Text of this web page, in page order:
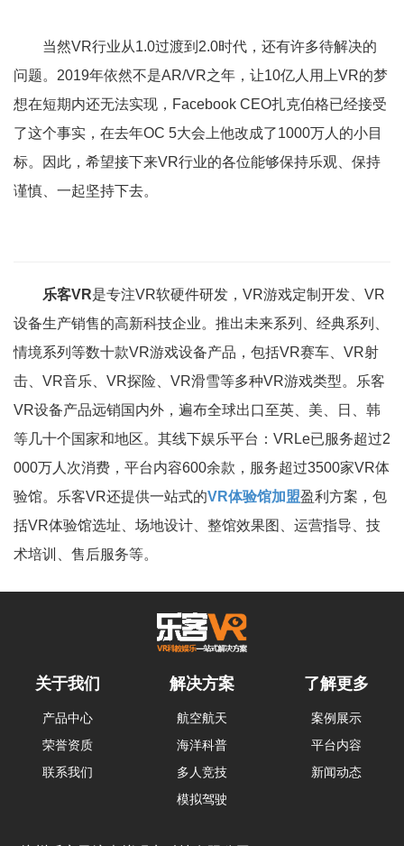
当然VR行业从1.0过渡到2.0时代，还有许多待解决的
问题。2019年依然不是AR/VR之年，让10亿人用上VR的梦
想在短期内还无法实现，Facebook CEO扎克伯格已经接受
了这个事实，在去年OC 5大会上他改成了1000万人的小目
标。因此，希望接下来VR行业的各位能够保持乐观、保持
谨慎、一起坚持下去。
乐客VR是专注VR软硬件研发，VR游戏定制开发、VR
设备生产销售的高新科技企业。推出未来系列、经典系列、
情境系列等数十款VR游戏设备产品，包括VR赛车、VR射
击、VR音乐、VR探险、VR滑雪等多种VR游戏类型。乐客
VR设备产品远销国内外，遍布全球出口至英、美、日、韩
等几十个国家和地区。其线下娱乐平台：VRLe已服务超过2
000万人次消费，平台内容600余款，服务超过3500家VR体
验馆。乐客VR还提供一站式的VR体验馆加盟盈利方案，包
括VR体验馆选址、场地设计、整馆效果图、运营指导、技
术培训、售后服务等。
关于我们
产品中心
荣誉资质
联系我们
解决方案
航空航天
海洋科普
多人竞技
模拟驾驶
了解更多
案例展示
平台内容
新闻动态